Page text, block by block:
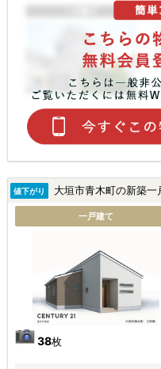
値下がり 大垣市青木町の新築一
一戸建て
38枚